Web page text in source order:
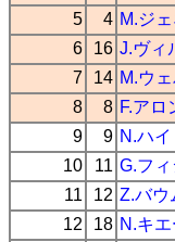
5
4 M.ジ
6
16 J.ヴィ
7
14 M.ウ
8
8 F.アロ
9
9 N.ハ
10
11 G.フィ
11
12 Z.バウ
12
18 N.キ